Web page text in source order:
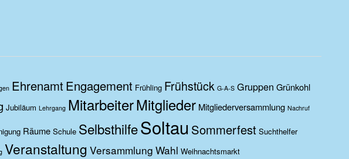
EhrenamtEngagement Frühling Frühstück G-A-S Gruppen Grünkohl
Jubiläum Lehrgang MitarbeiterMitglieder Mitgliederversammlung Nachruf
Räume Schule SelbsthilfeSoltau Sommerfest Suchthelfer
Veranstaltung Versammlung Wahl Weihnachtsmarkt